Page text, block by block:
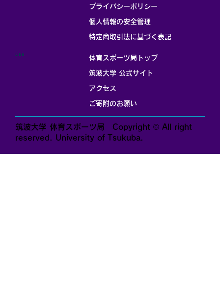
体育スポーツ局トップ
筑波大学 公式サイト
アクセス
ご寄附のお願い
LINK
プライバシーポリシー
個人情報の安全管理
​特定商取引法に基づく表記
筑波大学 体育スポーツ局 Copyright © All right
reserved. University of Tsukuba.